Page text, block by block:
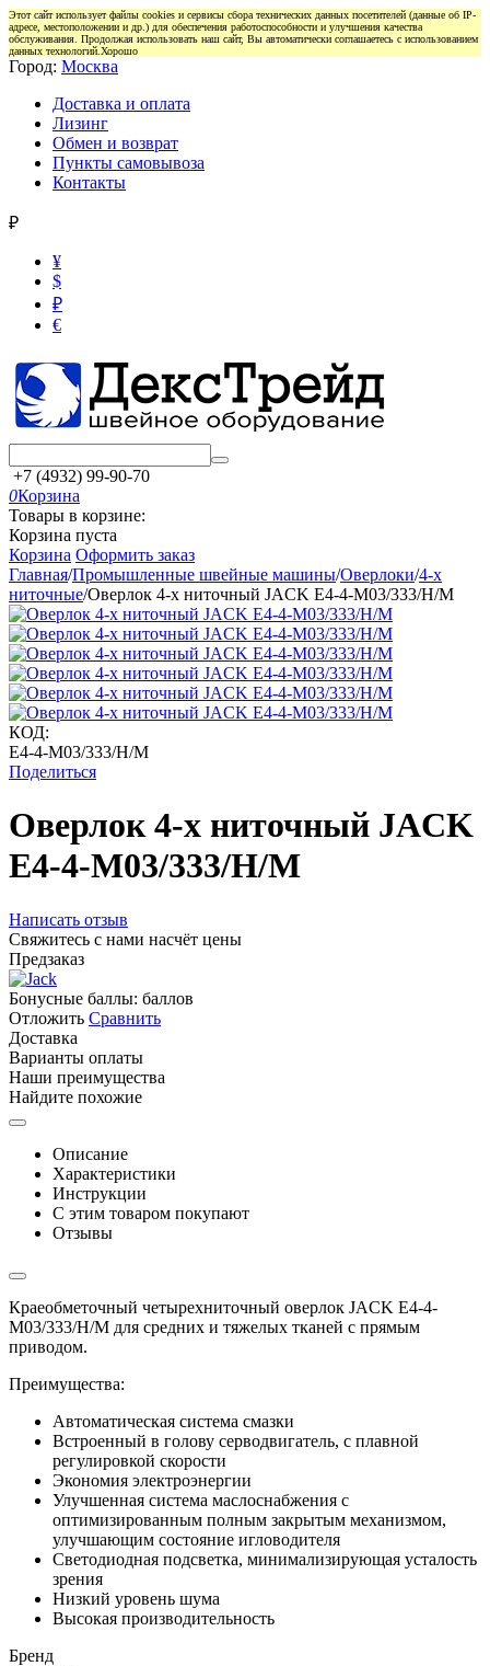
Этот сайт использует файлы cookies и сервисы сбора технических данных посетителей (данные об IP-
адресе, местоположении и др.) для обеспечения работоспособности и улучшения качества
обслуживания. Продолжая использовать наш сайт, Вы автоматически соглашаетесь с использованием
данных технологий. Хорошо
Город: Москва
Доставка и оплата
Лизинг
Обмен и возврат
Пункты самовывоза
Контакты
₽
¥
$
₽
€
+7 (4932) 99-90-70
0Корзина
Товары в корзине:
Корзина пуста
Корзина Оформить заказ
Главная/Промышленные швейные машины/Оверлоки/4-х
ниточные/Оверлок 4-х ниточный JACK E4-4-M03/333/Н/М
КОД:
E4-4-M03/333/Н/М
Поделиться
Оверлок 4-х ниточный JACK
E4-4-M03/333/Н/М
Написать отзыв
Свяжитесь с нами насчёт цены
Предзаказ
Бонусные баллы: баллов
Отложить Сравнить
Доставка
Варианты оплаты
Наши преимущества
Найдите похожие
Описание
Характеристики
Инструкции
С этим товаром покупают
Отзывы
Краеобметочный четырехниточный оверлок JACK E4-4-
M03/333/Н/М для средних и тяжелых тканей с прямым
приводом.
Преимущества:
Автоматическая система смазки
Встроенный в голову серводвигатель, с плавной
регулировкой скорости
Экономия электроэнергии
Улучшенная система маслоснабжения с
оптимизированным полным закрытым механизмом,
улучшающим состояние игловодителя
Светодиодная подсветка, минимализирующая усталость
зрения
Низкий уровень шума
Высокая производительность
Бренд